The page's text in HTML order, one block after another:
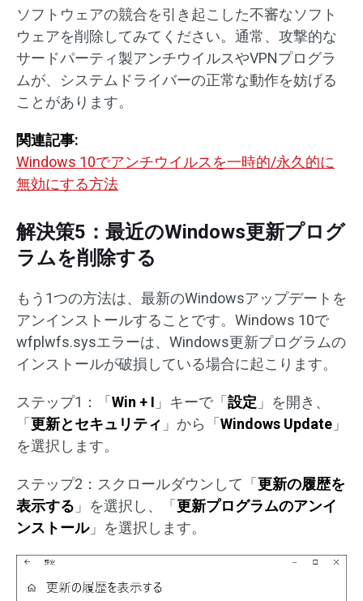
ソフトウェアの競合を引き起こした不審なソフト
ウェアを削除してみてください。通常、攻撃的な
サードパーティ製アンチウイルスやVPNプログラ
ムが、システムドライバーの正常な動作を妨げる
ことがあります。
関連記事:
Windows 10でアンチウイルスを一時的/永久的に
無効にする方法
解決策5：最近のWindows更新プログ
ラムを削除する
もう1つの方法は、最新のWindowsアップデートを
アンインストールすることです。Windows 10で
wfplwfs.sysエラーは、Windows更新プログラムの
インストールが破損している場合に起こります。
ステップ1：「 Win + I 」キーで「 設定 」を開き、
「 更新とセキュリティ 」から「 Windows Update 」
を選択します。
ステップ2：スクロールダウンして「 更新の履歴を
表示する 」を選択し、「 更新プログラムのアンイ
ンストール」を選択します。